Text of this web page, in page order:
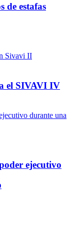
de estafas
el SIVAVI IV
ejecutivo